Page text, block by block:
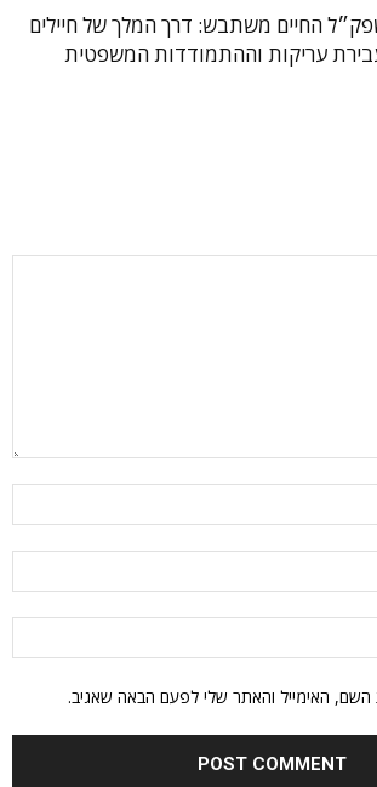
החיים משתבש: דרך המלך של חיילים
עריקות וההתמודדות המשפטית
האימייל והאתר שלי לפעם הבאה שאגיב.